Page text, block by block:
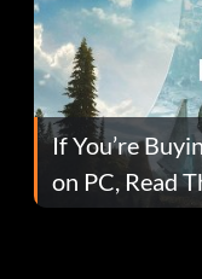
If You’re
on PC, Read